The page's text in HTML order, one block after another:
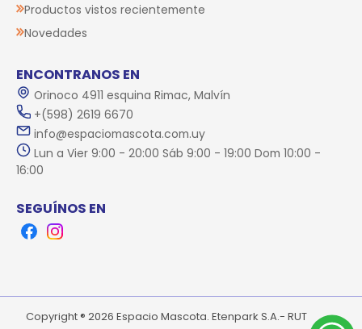
Productos vistos recientemente
Novedades
ENCONTRANOS EN
Orinoco 4911 esquina Rimac, Malvín
+(598) 2619 6670
info@espaciomascota.com.uy
Lun a Vier 9:00 - 20:00 Sáb 9:00 - 19:00 Dom 10:00 -
16:00
SEGUÍNOS EN
FacebookInstagram
Copyright ® 2026 Espacio Mascota. Etenpark S.A.- RUT